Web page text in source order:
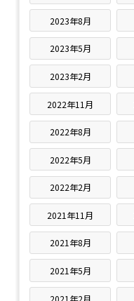
2023年8月
2023年5月
2023年2月
2022年11月
2022年8月
2022年5月
2022年2月
2021年11月
2021年8月
2021年5月
2021年2月